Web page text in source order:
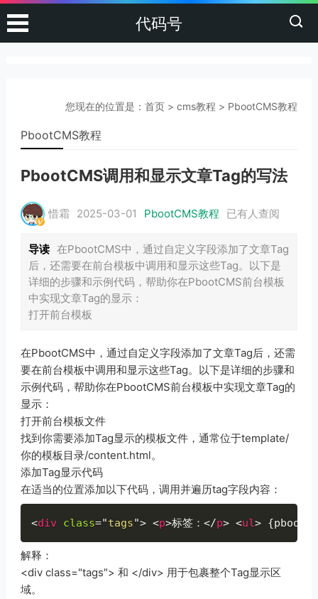
代码号
您现在的位置是：首页 >cms教程 > PbootCMS教程
PbootCMS教程
PbootCMS调用和显示文章Tag的写法
惜霜 2025-03-01 PbootCMS教程 已有人查阅
导读 在PbootCMS中，通过自定义字段添加了文章Tag
后，还需要在前台模板中调用和显示这些Tag。以下是
详细的步骤和示例代码，帮助你在PbootCMS前台模板
中实现文章Tag的显示：
打开前台模板
在PbootCMS中，通过自定义字段添加了文章Tag后，还需
要在前台模板中调用和显示这些Tag。以下是详细的步骤和
示例代码，帮助你在PbootCMS前台模板中实现文章Tag的
显示：
打开前台模板文件
找到你需要添加Tag显示的模板文件，通常位于template/
你的模板目录/content.html。
添加Tag显示代码
在适当的位置添加以下代码，调用并遍历tag字段内容：
<div class="tags"> <p>标签： </p> <ul>
解释：
<div class="tags"> 和 </div> 用于包裹整个Tag显示区
域。